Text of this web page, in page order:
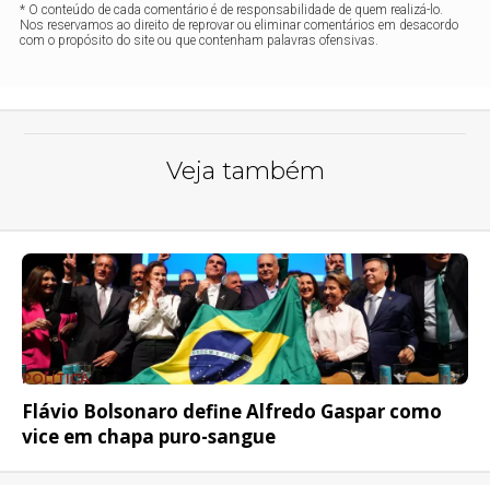
* O conteúdo de cada comentário é de responsabilidade de quem realizá-lo.
Nos reservamos ao direito de reprovar ou eliminar comentários em desacordo
com o propósito do site ou que contenham palavras ofensivas.
Veja também
POLÍTICA
Flávio Bolsonaro define Alfredo Gaspar como
vice em chapa puro-sangue